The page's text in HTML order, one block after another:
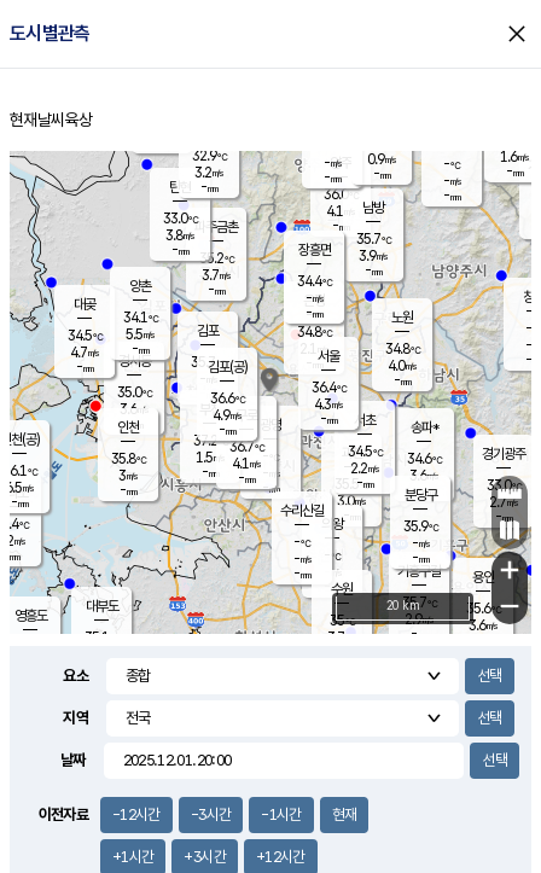
도시별관측 close
홈
현재날씨 육상
의도
℃
m/s
mm
영흥도
양주
36.0℃
4.1
-mm
과천
35.5℃
3.0m/s
- mm
용인
35.6℃
3.6m/s
경기광주
33.0℃
2.7m/s
-mm
2.4m/s
대부도
35.1
경서동
35.0℃
3.6 m/s
-mm
파주금촌
35.2℃
3.7m/s
-mm
-℃
-m/s
-mm
대곶
34.5℃
4.7m/s
-mm
창
-
-m/
-
탄현
33.0℃
3.8m/s
-mm
1.6m/s
-mm
의왕
- ℃
m/s
mm
김포
35.7℃
-m/s
mm
광명
- ℃
-m/s
-mm
부천
37.2℃
1.5m/s
-mm
양촌
34.1℃
5.5m/s
-mm
구로
36.7℃
4.1 m/s
-mm
은평
34.8℃
2.1 m/s
- mm
노원
34.8℃
4.0m/s
-mm
송파*
34.6℃
3.6m/s
-mm
서초
34.5℃
2.2m/s
-mm
남방
35.7℃
3.9m/s
-mm
기흥구갈
35.7℃
2.9m/s
-
수리산길
-℃
-m/s
-mm
분당구
35.9℃
-m/s
-mm
장흥면
34.4℃
-m/s
-mm
-m/s
-mm
인천(공)
36.1℃
6.5m/s
-mm
김포(공)
36.6℃
4.9m/s
-mm
수원
35℃
3.7 m/s
인천
35.8℃
3m/s
-mm
서울
36.4℃
4.3m/s
-mm
32.9℃
3.2m/s
-mm
0.9m/s
-mm
+
−
20 km
요소
지역
날짜
이전자료 -12시간 -3시간 -1시간 현재
+1시간 +3시간 +12시간